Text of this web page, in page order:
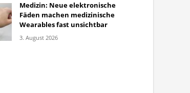
Medizin: Neue elektronische
Fäden machen medizinische
Wearables fast unsichtbar
3. August 2026